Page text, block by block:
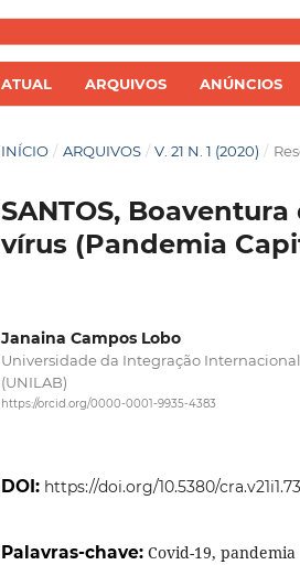
ATUAL ARQUIVOS ANÚNCIOS
INÍCIO / ARQUIVOS / V. 21 N. 1 (2020) /
SANTOS,
vírus (Pandemia
Janaina Campos Lobo
Universidade da Integração
(UNILAB)
https://orcid.org/0000-0001-9935-4383
DOI: https://doi.org/10.5380/
Palavras-chave: Covid-19, pandemia